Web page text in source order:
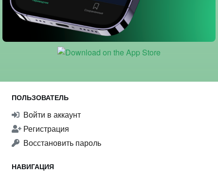
ПОЛЬЗОВАТЕЛЬ
Войти в аккаунт
Регистрация
Восстановить пароль
НАВИГАЦИЯ